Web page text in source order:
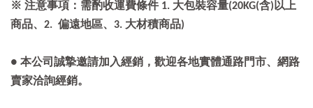
※ 注意事項：需酌收運費條件 1. 大包裝容量(20KG(含)以上
商品、2. 偏遠地區、3. 大材積商品)
● 本公司誠摯邀請加入經銷，歡迎各地實體通路門市、網路
賣家洽詢經銷。